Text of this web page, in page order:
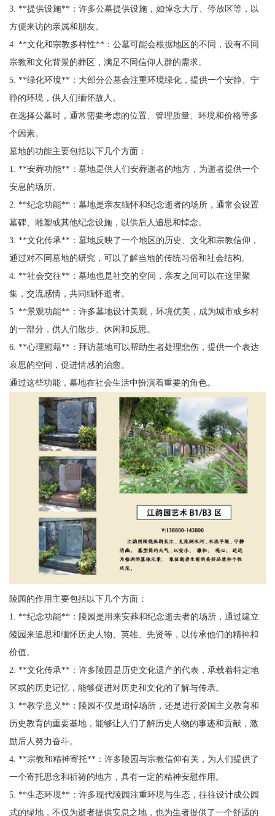
3. **提供设施**：许多公墓提供设施，如悼念大厅、停放区等，以
方便来访的亲属和朋友。
4. **文化和宗教多样性**：公墓可能会根据地区的不同，设有不同
宗教和文化背景的葬区，满足不同信仰人群的需求。
5. **绿化环境**：大部分公墓会注重环境绿化，提供一个安静、宁
静的环境，供人们缅怀故人。
在选择公墓时，通常需要考虑的位置、管理质量、环境和价格等多
个因素。
墓地的功能主要包括以下几个方面：
1. **安葬功能**：墓地是供人们安葬逝者的地方，为逝者提供一个
安息的场所。
2. **纪念功能**：墓地是亲友缅怀和纪念逝者的场所，通常会设置
墓碑、雕塑或其他纪念设施，以供后人追思和悼念。
3. **文化传承**：墓地反映了一个地区的历史、文化和宗教信仰，
通过对不同墓地的研究，可以了解当地的传统习俗和社会结构。
4. **社会交往**：墓地也是社交的空间，亲友之间可以在这里聚
集，交流感情，共同缅怀逝者。
5. **景观功能**：许多墓地设计美观，环境优美，成为城市或乡村
的一部分，供人们散步、休闲和反思。
6. **心理慰藉**：拜访墓地可以帮助生者处理悲伤，提供一个表达
哀思的空间，促进情感的治愈。
通过这些功能，墓地在社会生活中扮演着重要的角色。
陵园的作用主要包括以下几个方面：
1. **纪念功能**：陵园是用来安葬和纪念逝去者的场所，通过建立
陵园来追思和缅怀历史人物、英雄、先贤等，以传承他们的精神和
价值。
2. **文化传承**：许多陵园是历史文化遗产的代表，承载着特定地
区或的历史记忆，能够促进对历史和文化的了解与传承。
3. **教学意义**：陵园不仅是追悼场所，还是进行爱国主义教育和
历史教育的重要基地，能够让人们了解历史人物的事迹和贡献，激
励后人努力奋斗。
4. **宗教和精神寄托**：许多陵园与宗教信仰有关，为人们提供了
一个寄托思念和祈祷的地方，具有一定的精神安慰作用。
5. **生态环境**：许多现代陵园注重环境与生态，往往设计成公园
式的绿地，不仅为逝者提供安息之地，也为生者提供了一个舒适的